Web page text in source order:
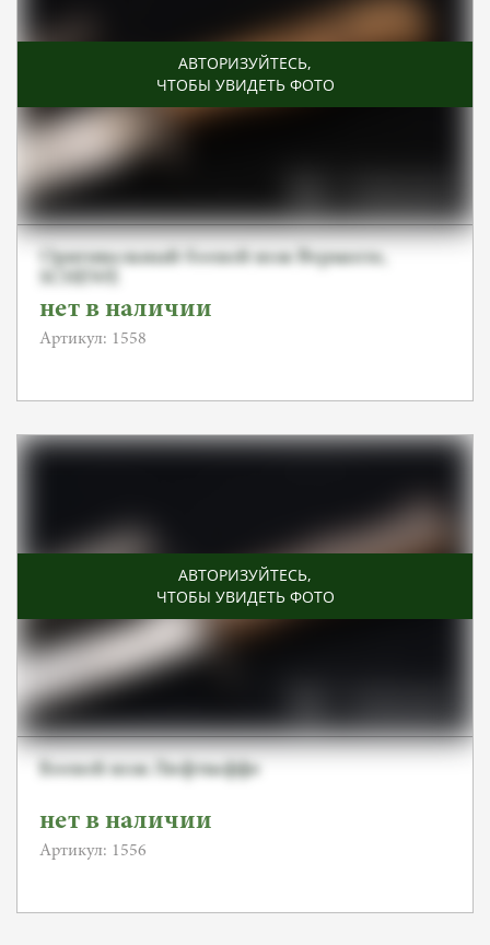
АВТОРИЗУЙТЕСЬ,
ЧТОБЫ УВИДЕТЬ ФОТО
Оригинальный боевой нож Вермахта,
нет в наличии
Артикул: 1558
АВТОРИЗУЙТЕСЬ,
ЧТОБЫ УВИДЕТЬ ФОТО
Боевой нож Люфтваффе
нет в наличии
Артикул: 1556